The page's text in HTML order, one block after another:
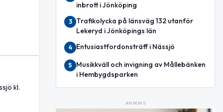
kl.
inbrott i Jönköping
3
Trafikolycka på länsväg 132 utanför
Lekeryd i Jönköpings län
4 Entusiastfordonsträff i Nässjö
5
Musikkväll och invigning av Mållebänken
i Hembygdsparken
ANNONS